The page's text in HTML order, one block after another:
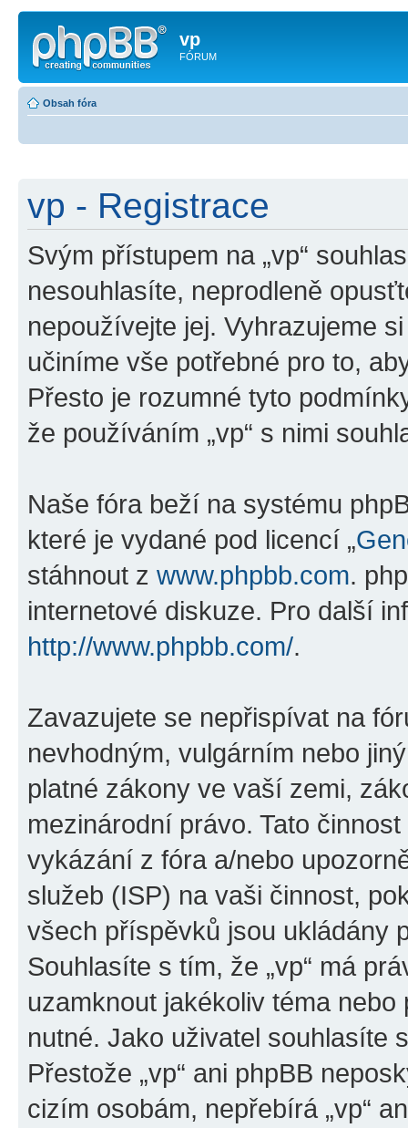
vp
FÓRUM
Obsah fóra
vp - Registrace
Svým přístupem na „vp“
nesouhlasíte, neprodleně
nepoužívejte jej. Vyhrazujeme
učiníme vše potřebné pro to,
Přesto je rozumné tyto
že používáním „vp“ s nimi
Naše fóra beží na systému
které je vydané pod licencí „
stáhnout z www.phpbb.com.
internetové diskuze. Pro další
http://www.phpbb.com/.
Zavazujete se nepřispívat na
nevhodným, vulgárním nebo
platné zákony ve vaší zemi,
mezinárodní právo. Tato
vykázání z fóra a/nebo
služeb (ISP) na vaši činnost,
všech příspěvků jsou ukládány
Souhlasíte s tím, že „vp“ má
uzamknout jakékoliv téma
nutné. Jako uživatel souhlasíte
Přestože „vp“ ani phpBB
cizím osobám, nepřebírá „vp“